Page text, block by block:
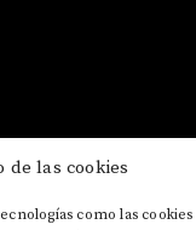
las cookies
como las cookies